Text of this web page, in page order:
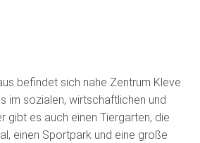
befindet sich nahe Zentrum Kleve.
im sozialen, wirtschaftlichen und
gibt es auch einen Tiergarten, die
einen Sportpark und eine große